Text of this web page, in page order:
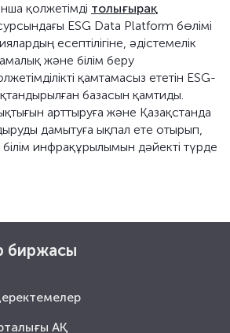
қолжетімді толығырақ
ESG Data Platform бөлімі
есептілігіне, әдістемелік
және білім беру
қамтамасыз ететін ESG-
базасын қамтиды.
арттыруға және Қазақстанда
дамытуға ықпал ете отырып,
инфрақұрылымын дәйекті түрде
биржасы
АҚ